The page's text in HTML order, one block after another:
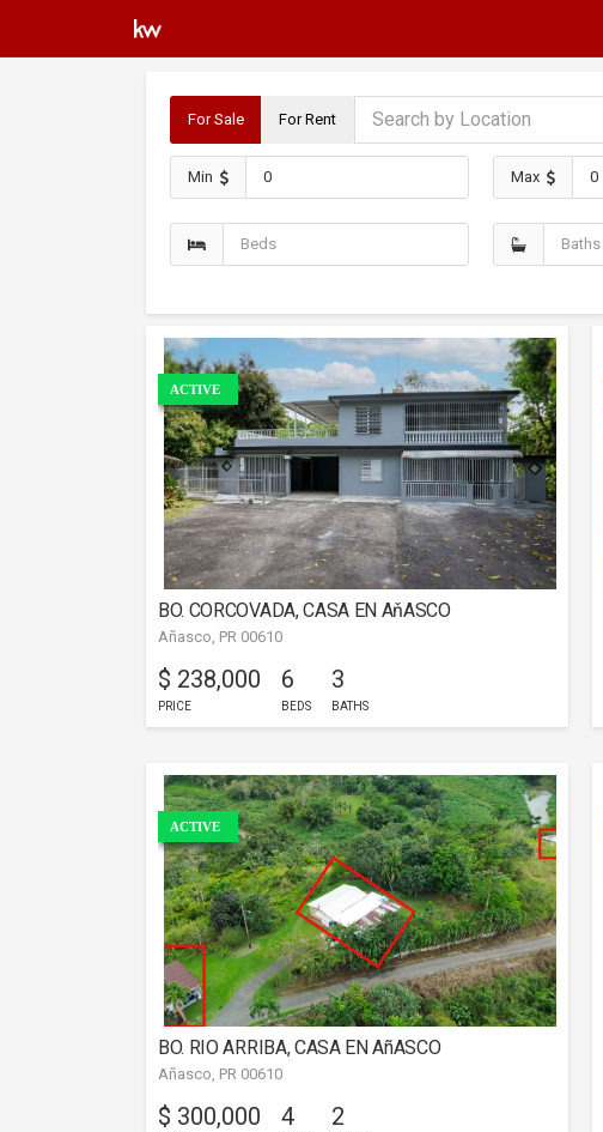
For Sale For Rent
Min Max
ACTIVE
BO. CORCOVADA, CASA EN AňASCO
Añasco, PR 00610
$ 238,000
PRICE
6
BEDS
3
BATHS
ACTIVE
BO. RIO ARRIBA, CASA EN AñASCO
Añasco, PR 00610
$ 300,000 4 2